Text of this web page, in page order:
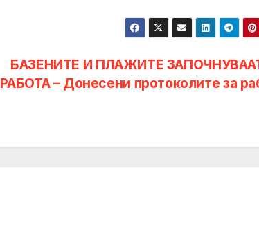
БАЗЕНИТЕ И ПЛАЖИТЕ
РАБОТА – Донесени протоколите за